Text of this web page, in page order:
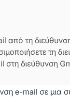
από τη
τη
διεύθυνση
e-mail σε μια